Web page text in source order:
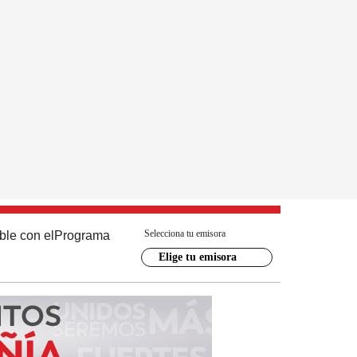
con el Programa Selecciona tu emisora
Elige tu emisora